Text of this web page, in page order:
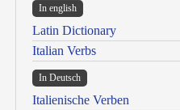
In english
Latin Dictionary
Italian Verbs
In Deutsch
Italienische Verben